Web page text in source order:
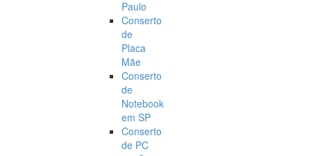
Paulo
Conserto
de
Placa
Mãe
Conserto
de
Notebook
em SP
Conserto
de PC